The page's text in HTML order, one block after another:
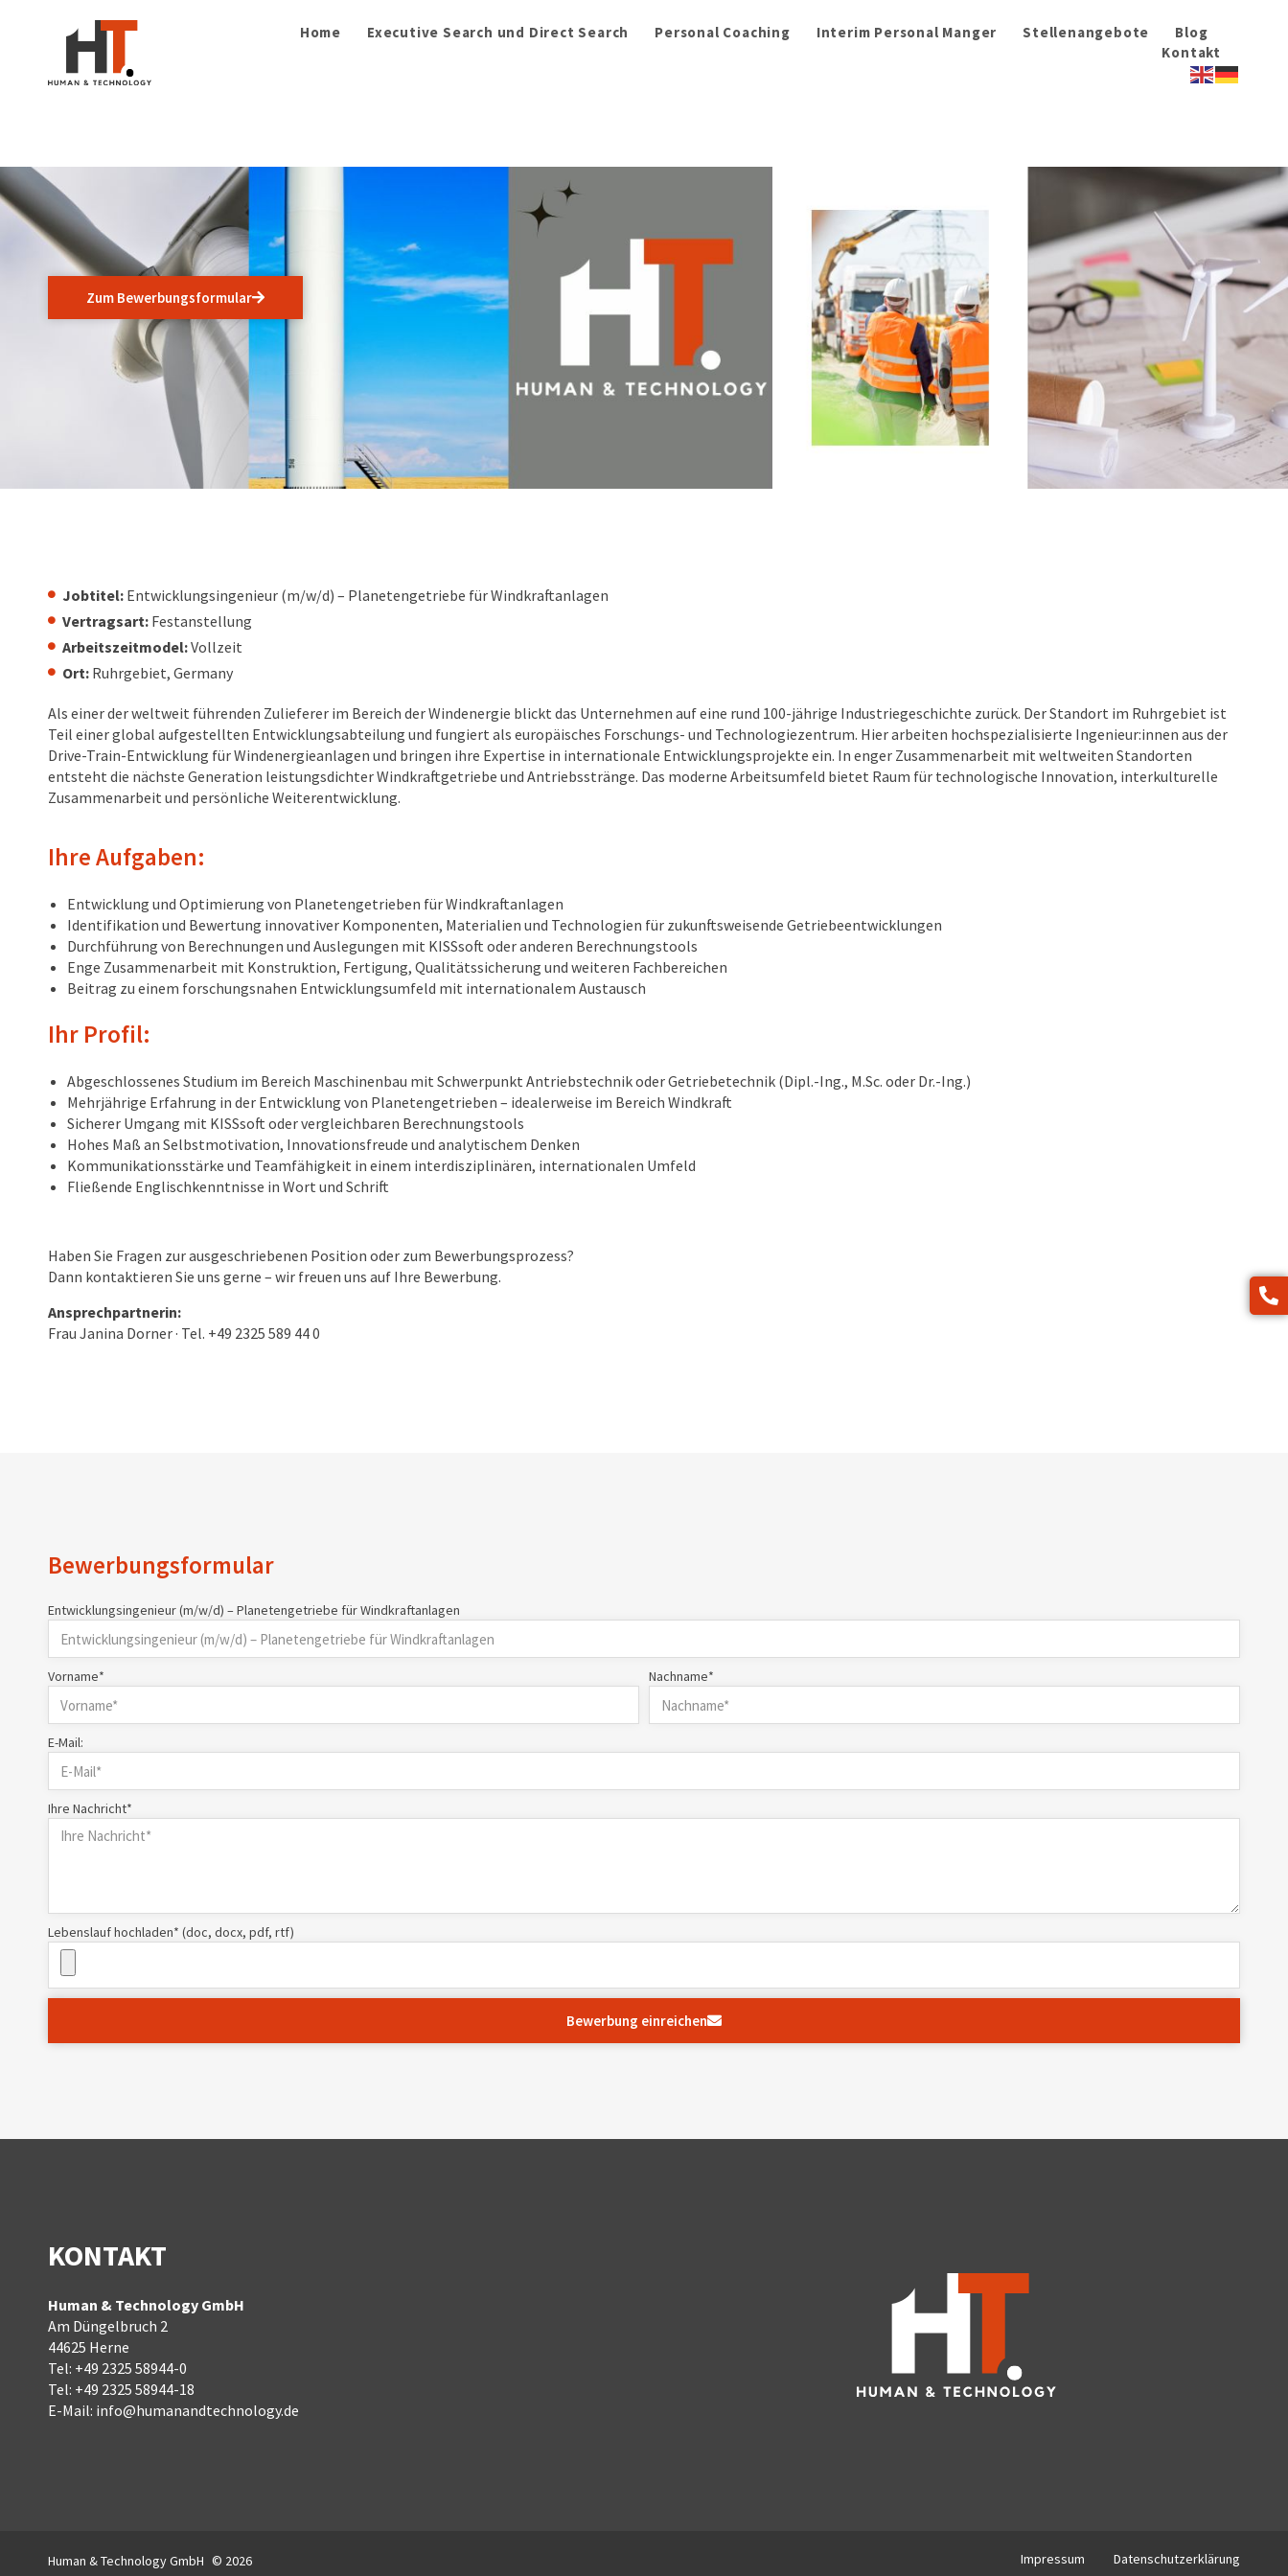
Home Executive Search und Direct Search Personal Coaching Interim Personal Manger Stellenangebote
Blog
Kontakt
Zum Bewerbungsformular
Jobtitel: Entwicklungsingenieur (m/w/d) – Planetengetriebe für Windkraftanlagen
Vertragsart: Festanstellung
Arbeitszeitmodel:Vollzeit
Ort: Ruhrgebiet, Germany
Als einer der weltweit führenden Zulieferer im Bereich der Windenergie blickt das Unternehmen auf eine rund 100-jährige Industriegeschichte zurück. Der Standort im Ruhrgebiet ist
Teil einer global aufgestellten Entwicklungsabteilung und fungiert als europäisches Forschungs- und Technologiezentrum. Hier arbeiten hochspezialisierte Ingenieur:innen aus der
Drive-Train-Entwicklung für Windenergieanlagen und bringen ihre Expertise in internationale Entwicklungsprojekte ein. In enger Zusammenarbeit mit weltweiten Standorten
entsteht die nächste Generation leistungsdichter Windkraftgetriebe und Antriebsstränge. Das moderne Arbeitsumfeld bietet Raum für technologische Innovation, interkulturelle
Zusammenarbeit und persönliche Weiterentwicklung.
Ihre Aufgaben:
Entwicklung und Optimierung von Planetengetrieben für Windkraftanlagen
Identifikation und Bewertung innovativer Komponenten, Materialien und Technologien für zukunftsweisende Getriebeentwicklungen
Durchführung von Berechnungen und Auslegungen mit KISSsoft oder anderen Berechnungstools
Enge Zusammenarbeit mit Konstruktion, Fertigung, Qualitätssicherung und weiteren Fachbereichen
Beitrag zu einem forschungsnahen Entwicklungsumfeld mit internationalem Austausch
Ihr Profil:
Abgeschlossenes Studium im Bereich Maschinenbau mit Schwerpunkt Antriebstechnik oder Getriebetechnik (Dipl.-Ing., M.Sc. oder Dr.-Ing.)
Mehrjährige Erfahrung in der Entwicklung von Planetengetrieben – idealerweise im Bereich Windkraft
Sicherer Umgang mit KISSsoft oder vergleichbaren Berechnungstools
Hohes Maß an Selbstmotivation, Innovationsfreude und analytischem Denken
Kommunikationsstärke und Teamfähigkeit in einem interdisziplinären, internationalen Umfeld
Fließende Englischkenntnisse in Wort und Schrift
Haben Sie Fragen zur ausgeschriebenen Position oder zum Bewerbungsprozess?
Dann kontaktieren Sie uns gerne – wir freuen uns auf Ihre Bewerbung.
Ansprechpartnerin:
Frau Janina Dorner · Tel. +49 2325 589 44 0
Bewerbungsformular
Entwicklungsingenieur (m/w/d) – Planetengetriebe für Windkraftanlagen
Vorname* Nachname*
E-Mail:
Ihre Nachricht*
Lebenslauf hochladen* (doc, docx, pdf, rtf)
Bewerbung einreichen
KONTAKT
Human & Technology GmbH
Am Düngelbruch 2
44625 Herne
Tel: +49 2325 58944-0
Tel: +49 2325 58944-18
E-Mail: info@humanandtechnology.de
Human & Technology GmbH © 2026 Impressum Datenschutzerklärung